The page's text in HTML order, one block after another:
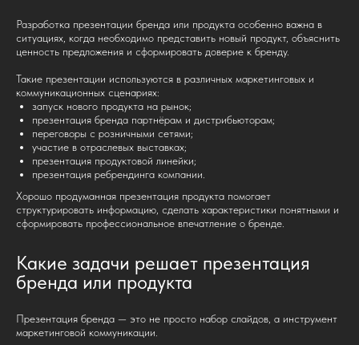
Разработка презентации бренда или продукта особенно важна в
ситуациях, когда необходимо представить новый продукт, объяснить
ценность предложения и сформировать доверие к бренду.
Такие презентации используются в различных маркетинговых и
коммуникационных сценариях:
запуск нового продукта на рынок;
презентация бренда партнёрам и дистрибьюторам;
переговоры с розничными сетями;
участие в отраслевых выставках;
презентация продуктовой линейки;
презентация ребрендинга компании.
Хорошо продуманная презентация продукта помогает
структурировать информацию, сделать характеристики понятными и
сформировать профессиональное впечатление о бренде.
Какие задачи решает презентация
бренда или продукта
Презентация бренда — это не просто набор слайдов, а инструмент
маркетинговой коммуникации.